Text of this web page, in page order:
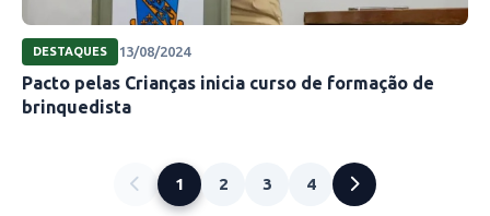
DESTAQUES 13/08/2024
Pacto pelas Crianças inicia curso de formação de
brinquedista
1 2 3 4